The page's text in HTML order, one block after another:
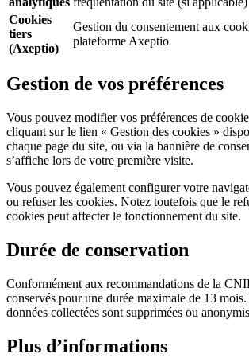
Cookies
tiers
(Axeptio)
Gestion du consentement aux
plateforme Axeptio
Gestion de vos préférences
Vous pouvez modifier vos préférences de
cliquant sur le lien « Gestion des cookies »
chaque page du site, ou via la bannière de
s’affiche lors de votre première visite.
Vous pouvez également configurer votre
ou refuser les cookies. Notez toutefois que le
cookies peut affecter le fonctionnement du site.
Durée de conservation
Conformément aux recommandations de la
conservés pour une durée maximale de 13 mois.
données collectées sont supprimées ou
Plus d’informations